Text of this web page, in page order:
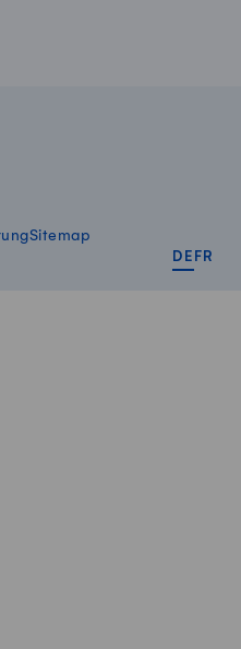
Sitemap
DE FR